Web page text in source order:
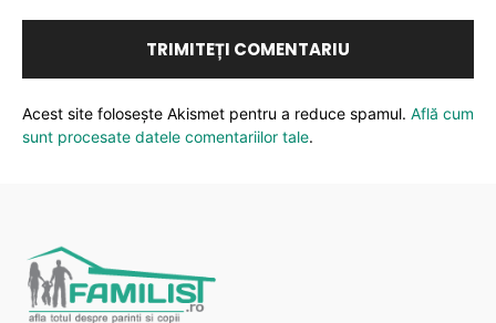
Acest site folosește Akismet pentru a reduce spamul. Află cum
sunt procesate datele comentariilor tale.